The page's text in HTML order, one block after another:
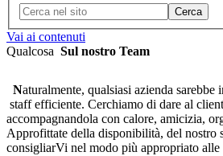
Cerca
Vai ai contenuti
Qualcosa Sul nostro Team
Naturalmente, qualsiasi azienda sarebbe
staff efficiente. Cerchiamo di dare al
accompagnandola con calore, amicizia,
Approfittate della disponibilità, del nostro
consigliarVi nel modo più appropriato alle